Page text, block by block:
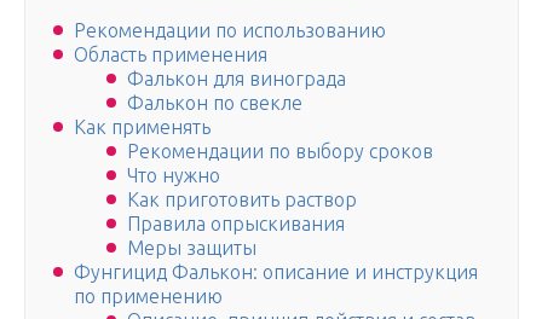
Рекомендации по использованию
Область применения
Фалькон для винограда
Фалькон по свекле
Как применять
Рекомендации по выбору сроков
Что нужно
Как приготовить раствор
Правила опрыскивания
Меры защиты
Фунгицид Фалькон: описание и инструкция
по применению